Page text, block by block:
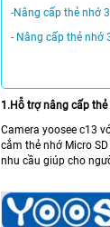
-Nâng cấp thẻ nhớ
- Nâng cấp thẻ nhớ
1.Hỗ trợ nâng cấp
Camera yoosee c13
cắm thẻ nhớ Micro
nhu cầu giúp cho